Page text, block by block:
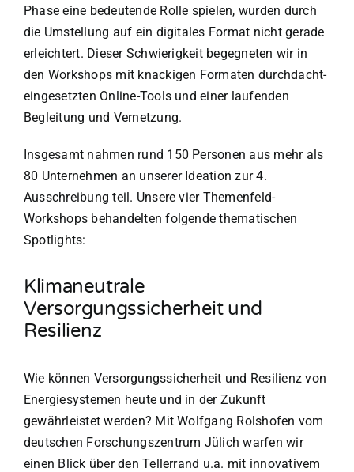
Phase eine bedeutende Rolle spielen, wurden durch
die Umstellung auf ein digitales Format nicht gerade
erleichtert. Dieser Schwierigkeit begegneten wir in
den Workshops mit knackigen Formaten durchdacht-
eingesetzten Online-Tools und einer laufenden
Begleitung und Vernetzung.
Insgesamt nahmen rund 150 Personen aus mehr als
80 Unternehmen an unserer Ideation zur 4.
Ausschreibung teil. Unsere vier Themenfeld-
Workshops behandelten folgende thematischen
Spotlights:
Klimaneutrale
Versorgungssicherheit und
Resilienz
Wie können Versorgungssicherheit und Resilienz von
Energiesystemen heute und in der Zukunft
gewährleistet werden? Mit Wolfgang Rolshofen vom
deutschen Forschungszentrum Jülich warfen wir
einen Blick über den Tellerrand u.a. mit innovativem